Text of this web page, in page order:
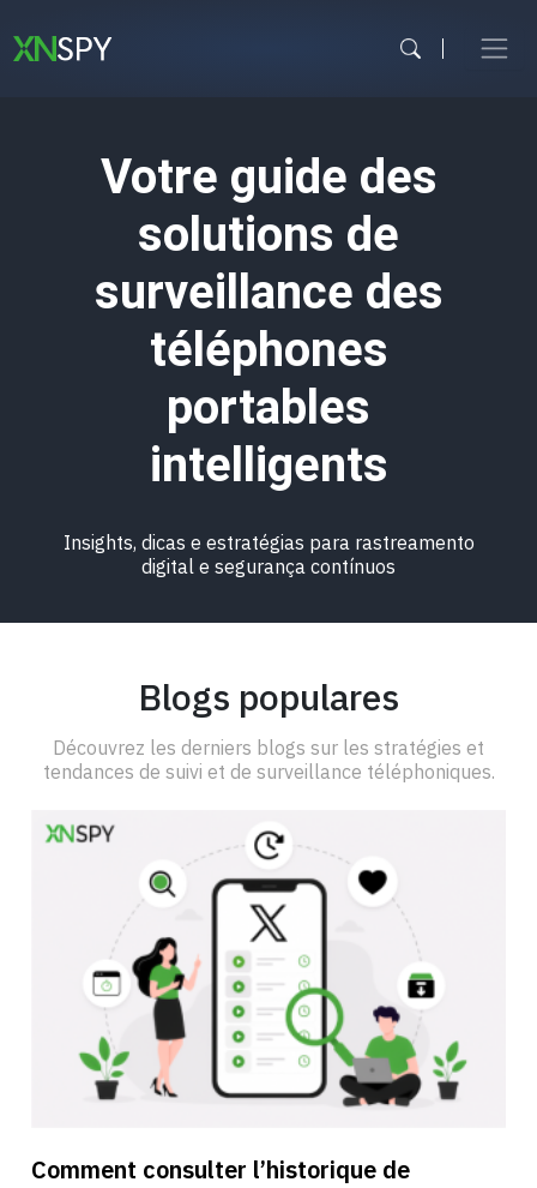
au
contenu
Votre guide des
solutions de
surveillance des
téléphones
portables
intelligents
Insights, dicas e estratégias para rastreamento
digital e segurança contínuos
Blogs populares
Découvrez les derniers blogs sur les stratégies et
tendances de suivi et de surveillance téléphoniques.
Comment consulter l’historique de